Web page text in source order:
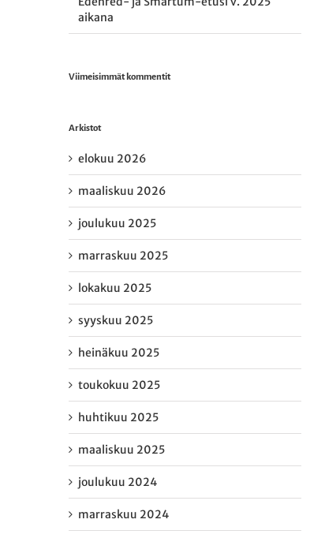
aikana
Viimeisimmät kommentit
Arkistot
elokuu 2026
maaliskuu 2026
joulukuu 2025
marraskuu 2025
lokakuu 2025
syyskuu 2025
heinäkuu 2025
toukokuu 2025
huhtikuu 2025
maaliskuu 2025
joulukuu 2024
marraskuu 2024